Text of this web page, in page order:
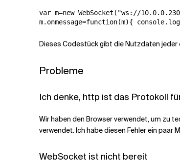
var m=new WebSocket("ws://
m.onmessage=function(m){
Dieses Codestück gibt die Nutzdaten jeder
Probleme
Ich denke, http ist das Protokoll
Wir haben den Browser verwendet, um zu
verwendet. Ich habe diesen Fehler ein paar
WebSocket ist nicht bereit